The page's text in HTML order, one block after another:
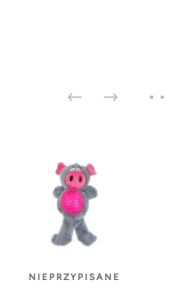
NIEPRZYPISANE